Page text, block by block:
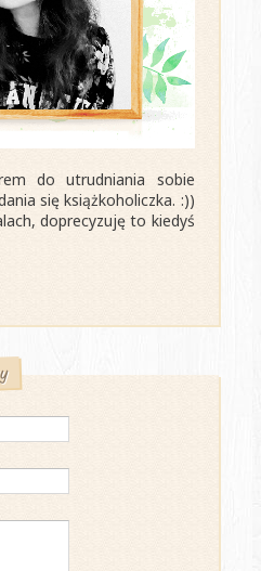
do utrudniania sobie
się książkoholiczka. :))
doprecyzuję to kiedyś